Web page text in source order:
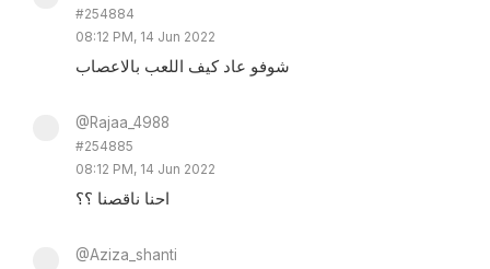
#254884
08:12 PM, 14 Jun 2022
شوفو عاد كيف اللعب بالاعصاب
@Rajaa_4988
#254885
08:12 PM, 14 Jun 2022
احنا ناقصنا ؟؟
@Aziza_shanti